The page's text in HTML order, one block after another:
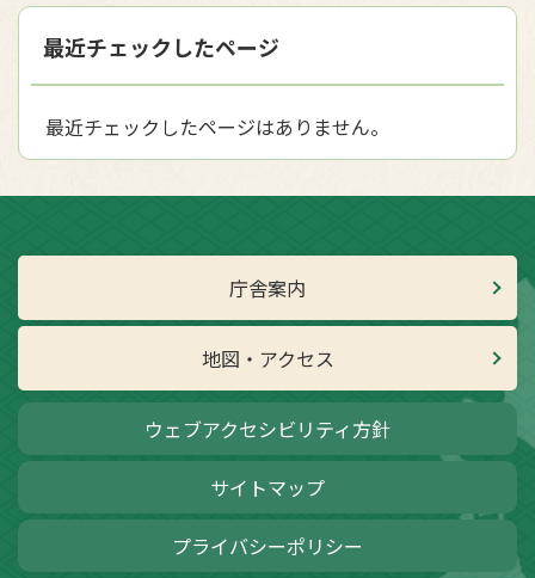
最近チェックしたページ
最近チェックしたページはありません。
庁舎案内
地図・アクセス
ウェブアクセシビリティ方針
サイトマップ
プライバシーポリシー